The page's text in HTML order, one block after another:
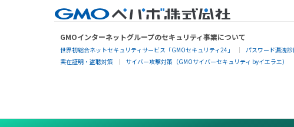
GMOインターネットグループのセキュリティ事業について
世界初総合ネットセキュリティサービス「GMOセキュリティ24」 パスワード漏洩
実在証明・盗聴対策
サイバー攻撃対策（GMOサイバーセキュリティ byイエラエ）